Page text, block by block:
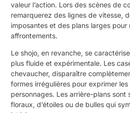
valeur l’action. Lors des scènes de
remarquerez des lignes de vitesse,
imposantes et des plans larges pour
affrontements.
Le shojo, en revanche, se
plus fluide et expérimentale. Les
chevaucher, disparaître
formes irrégulières pour exprimer
personnages. Les arrière-plans sont
floraux, d’étoiles ou de bulles qui